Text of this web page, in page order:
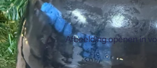
Afbeelding openen in